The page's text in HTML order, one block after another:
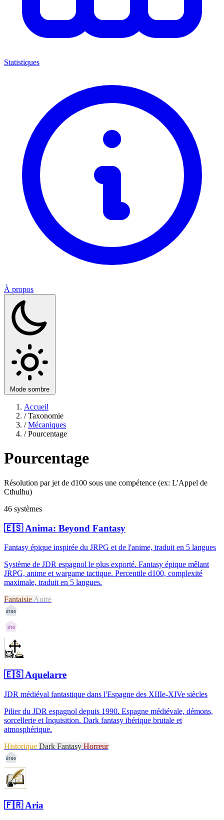
Statistiques
À propos
Mode sombre
Accueil
/ Taxonomie
/ Mécaniques
/ Pourcentage
Pourcentage
Résolution par jet de d100 sous une compétence (ex: L'Appel de
Cthulhu)
46 systèmes
🇪🇸Anima: Beyond Fantasy
Fantasy épique inspirée du JRPG et de l'anime, traduit en 5 langues
Système de JDR espagnol le plus exporté. Fantasy épique mêlant
JRPG, anime et wargame tactique. Percentile d100, complexité
maximale, traduit en 5 langues.
Fantaisie Autre
d100
d10
🇪🇸Aquelarre
JDR médiéval fantastique dans l'Espagne des XIIIe-XIVe siècles
Pilier du JDR espagnol depuis 1990. Espagne médiévale, démons,
sorcellerie et Inquisition. Dark fantasy ibérique brutale et
atmosphérique.
Historique Dark Fantasy Horreur
d100
🇫🇷Aria